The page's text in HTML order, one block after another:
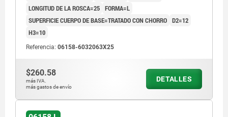
LONGITUD DE LA ROSCA=25 FORMA=L
SUPERFICIE CUERPO DE BASE=TRATADO CON CHORRO D2=12
H3=10
Referencia: 06158-6032063X25
$260.58
más IVA.
más gastos de envío
DETALLES